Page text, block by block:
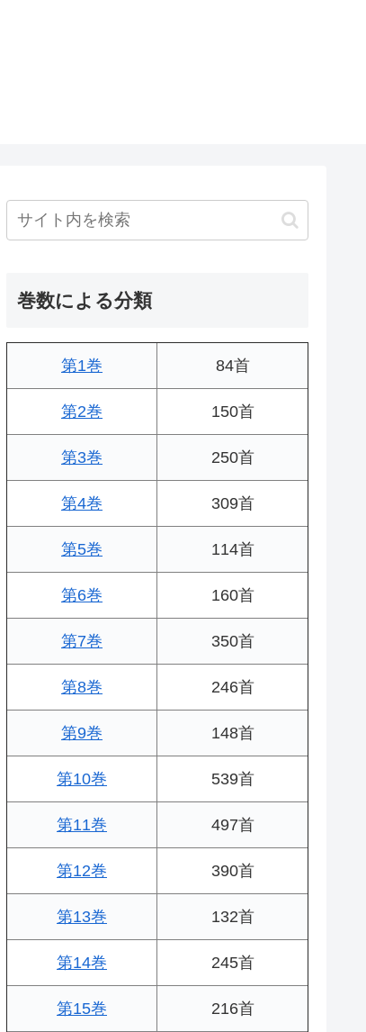
巻数による分類
第1巻 84首
第2巻 150首
第3巻 250首
第4巻 309首
第5巻 114首
第6巻 160首
第7巻 350首
第8巻 246首
第9巻 148首
第10巻 539首
第11巻 497首
第12巻 390首
第13巻 132首
第14巻 245首
第15巻 216首